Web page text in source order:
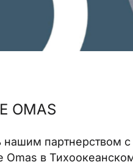
OMAS
нашим партнерством
Omas в